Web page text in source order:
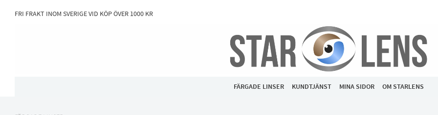
FRI FRAKT INOM SVERIGE VID KÖP ÖVER 1000 KR
FÄRGADE LINSER KUNDTJÄNST MINA SIDOR OM STARLENS